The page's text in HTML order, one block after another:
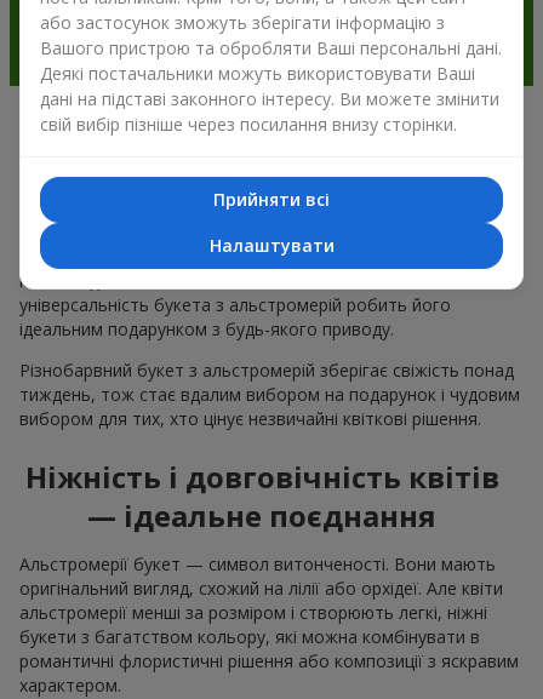
Чому варто вибрати букет з
альстромерії в м.Старі Петрівці
Альстромерія квітка — це ніжність і естетика в одному
букеті. Чарівні кольори пелюсток і незвична форма ніжних
квітів подобається багатьом
універсальність букета з альстромерій робить його
ідеальним подарунком з будь-якого приводу.
Різнобарвний букет з альстромерій зберігає свіжість понад
тиждень, тож стає вдалим вибором на подарунок і чудовим
вибором для тих, хто цінує незвичайні квіткові рішення.
Ніжність і довговічність квітів
— ідеальне поєднання
Альстромерії букет — символ витонченості. Вони мають
оригінальний вигляд, схожий на лілії або орхідеї. Але квіти
альстромерії менші за розміром і створюють легкі, ніжні
букети з багатством кольору, які можна комбінувати в
романтичні флористичні рішення або композиції з яскравим
характером.
або застосунок зможуть зберігати інформацію з
Вашого пристрою та обробляти Ваші персональні дані.
Деякі постачальники можуть використовувати Ваші
дані на підставі законного інтересу. Ви можете змінити
свій вибір пізніше через посилання внизу сторінки.
Прийняти всі
Налаштувати